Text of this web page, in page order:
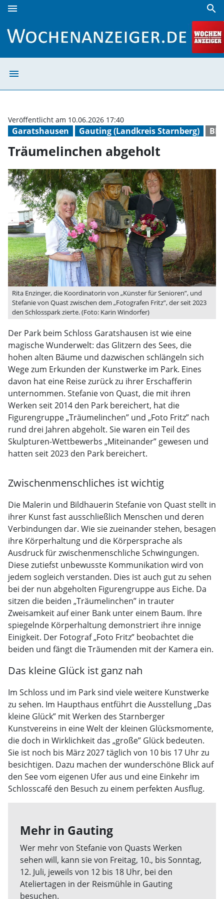
menu search
menu
Garatshausen Gauting (Landkreis Starnberg)
Veröffentlicht am 10.06.2026 17:40
Träumelinchen abgeholt
Rita Enzinger, die Koordinatorin von „Künster für Senioren”, und
Stefanie von Quast zwischen dem „Fotografen Fritz”, der seit 2023
den Schlosspark zierte. (Foto: Karin Windorfer)
Der Park beim Schloss Garatshausen ist wie eine
magische Wunderwelt: das Glitzern des Sees, die
hohen alten Bäume und dazwischen schlängeln sich
Wege zum Erkunden der Kunstwerke im Park. Eines
davon hat eine Reise zurück zu ihrer Erschafferin
unternommen. Stefanie von Quast, die mit ihren
Werken seit 2014 den Park bereichert, hat die
Figurengruppe „Träumelinchen” und „Foto Fritz” nach
rund drei Jahren abgeholt. Sie waren ein Teil des
Skulpturen-Wettbewerbs „Miteinander” gewesen und
hatten seit 2023 den Park bereichert.
Zwischenmenschliches ist wichtig
Die Malerin und Bildhauerin Stefanie von Quast stellt in
ihrer Kunst fast ausschließlich Menschen und deren
Verbindungen dar. Wie sie zueinander stehen, besagen
ihre Körperhaltung und die Körpersprache als
Ausdruck für zwischenmenschliche Schwingungen.
Diese zutiefst unbewusste Kommunikation wird von
jedem sogleich verstanden. Dies ist auch gut zu sehen
bei der nun abgeholten Figurengruppe aus Eiche. Da
sitzen die beiden „Träumelinchen” in trauter
Zweisamkeit auf einer Bank unter einem Baum. Ihre
spiegelnde Körperhaltung demonstriert ihre innige
Einigkeit. Der Fotograf „Foto Fritz” beobachtet die
beiden und fängt die Träumenden mit der Kamera ein.
Das kleine Glück ist ganz nah
Im Schloss und im Park sind viele weitere Kunstwerke
zu sehen. Im Haupthaus entführt die Ausstellung „Das
kleine Glück” mit Werken des Starnberger
Kunstvereins in eine Welt der kleinen Glücksmomente,
die doch in Wirklichkeit das „große” Glück bedeuten.
Sie ist noch bis März 2027 täglich von 10 bis 17 Uhr zu
besichtigen. Dazu machen der wunderschöne Blick auf
den See vom eigenen Ufer aus und eine Einkehr im
Schlosscafé den Besuch zu einem perfekten Ausflug.
Mehr in Gauting
Wer mehr von Stefanie von Quasts Werken
sehen will, kann sie von Freitag, 10., bis Sonntag,
12. Juli, jeweils von 12 bis 18 Uhr, bei den
Ateliertagen in der Reismühle in Gauting
besuchen.